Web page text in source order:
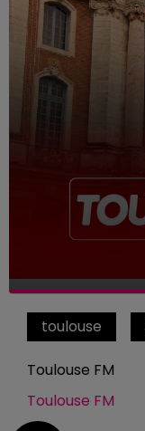
toulouse
Toulouse FM
Toulouse FM